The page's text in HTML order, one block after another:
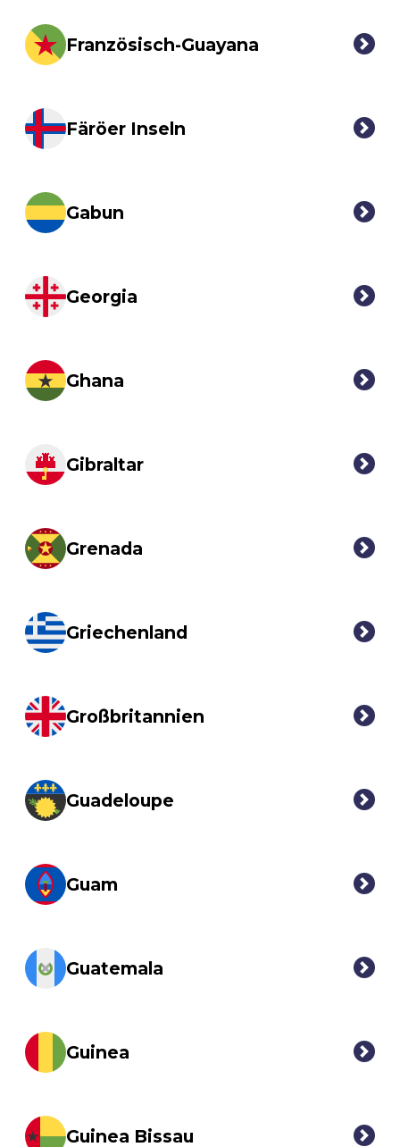
Französisch-Guayana
Färöer Inseln
Gabun
Georgia
Ghana
Gibraltar
Grenada
Griechenland
Großbritannien
Guadeloupe
Guam
Guatemala
Guinea
Guinea Bissau